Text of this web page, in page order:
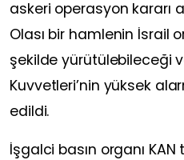
askeri operasyon kararı
Olası bir hamlenin İsrail
şekilde yürütülebileceği
Kuvvetleri’nin yüksek
edildi.
İşgalci basın organı